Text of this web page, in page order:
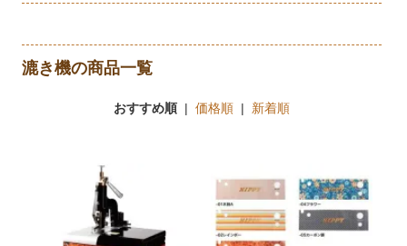
漉き機の商品一覧
おすすめ順| 価格順| 新着順